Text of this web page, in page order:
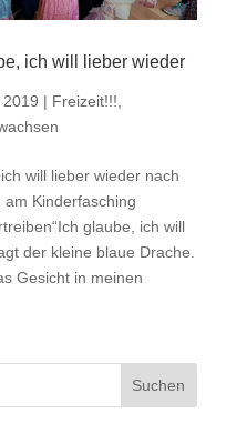
ich will lieber wieder
| Freizeit!!!
will lieber wieder nach
am Kinderfasching
glaube, ich will
der kleine blaue Drache.
Gesicht in meinen